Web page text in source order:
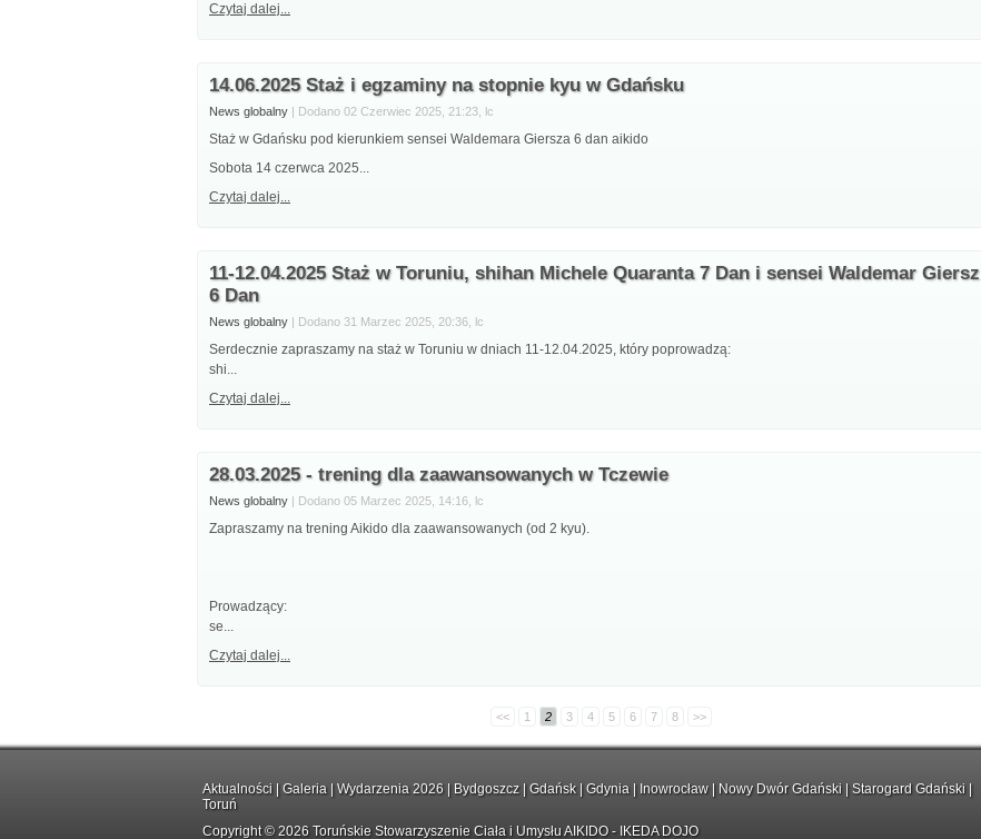
Czytaj dalej...
14.06.2025 Staż i egzaminy na stopnie kyu w Gdańsku
News globalny | Dodano 02 Czerwiec 2025, 21:23, lc
Staż w Gdańsku pod kierunkiem sensei Waldemara Giersza 6 dan aikido
Sobota 14 czerwca 2025...
Czytaj dalej...
11-12.04.2025 Staż w Toruniu, shihan Michele Quaranta 7 Dan i sensei Waldemar Giersz
6 Dan
News globalny | Dodano 31 Marzec 2025, 20:36, lc
Serdecznie zapraszamy na staż w Toruniu w dniach 11-12.04.2025, który poprowadzą:
shi...
Czytaj dalej...
28.03.2025 - trening dla zaawansowanych w Tczewie
News globalny | Dodano 05 Marzec 2025, 14:16, lc
Zapraszamy na trening Aikido dla zaawansowanych (od 2 kyu).
Prowadzący:
se...
Czytaj dalej...
<< 1 2 3 4 5 6 7 8 >>
Aktualności | Galeria| Wydarzenia 2026 | Bydgoszcz | Gdańsk| Gdynia| Inowrocław| Nowy Dwór Gdański | Starogard Gdański |
Toruń
Copyright © 2026 Toruńskie Stowarzyszenie Ciała i Umysłu AIKIDO - IKEDA DOJO